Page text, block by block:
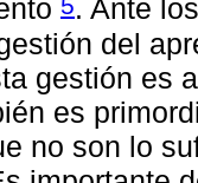
. Ante
del
gestión es
es
no son lo